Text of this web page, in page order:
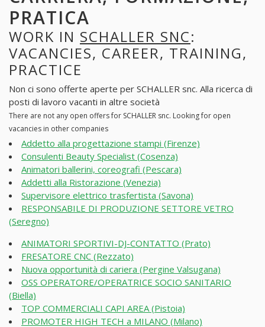
PRATICA
WORK IN SCHALLER SNC:
VACANCIES, CAREER, TRAINING,
PRACTICE
Non ci sono offerte aperte per SCHALLER snc. Alla ricerca di
posti di lavoro vacanti in altre società
There are not any open offers for SCHALLER snc. Looking for open
vacancies in other companies
Addetto alla progettazione stampi (Firenze)
Consulenti Beauty Specialist (Cosenza)
Animatori ballerini, coreografi (Pescara)
Addetti alla Ristorazione (Venezia)
Supervisore elettrico trasfertista (Savona)
RESPONSABILE DI PRODUZIONE SETTORE VETRO
(Seregno)
ANIMATORI SPORTIVI-DJ-CONTATTO (Prato)
FRESATORE CNC (Rezzato)
Nuova opportunità di cariera (Pergine Valsugana)
OSS OPERATORE/OPERATRICE SOCIO SANITARIO
(Biella)
TOP COMMERCIALI CAPI AREA (Pistoia)
PROMOTER HIGH TECH a MILANO (Milano)